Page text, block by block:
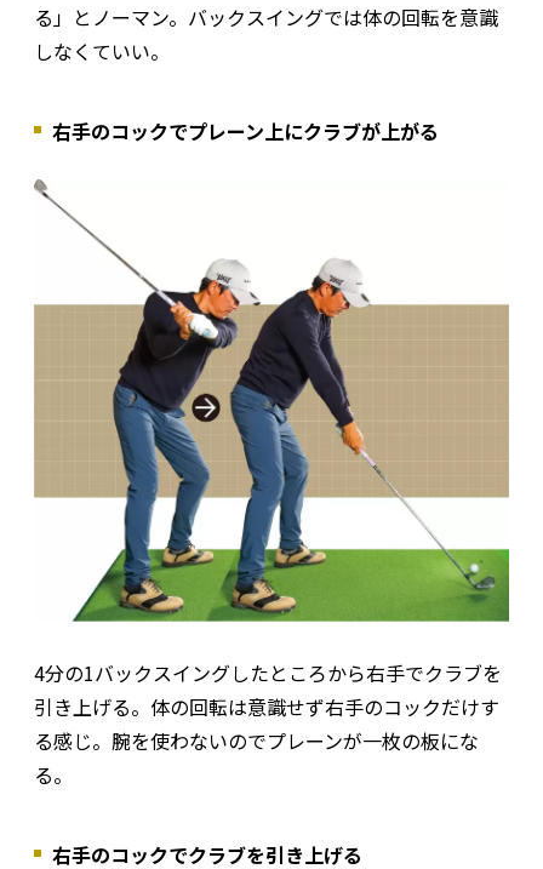
る」とノーマン。バックスイングでは体の回転を意識
しなくていい。
右手のコックでプレーン上にクラブが上がる
4分の1バックスイングしたところから右手でクラブを
引き上げる。体の回転は意識せず右手のコックだけす
る感じ。腕を使わないのでプレーンが一枚の板にな
る。
右手のコックでクラブを引き上げる